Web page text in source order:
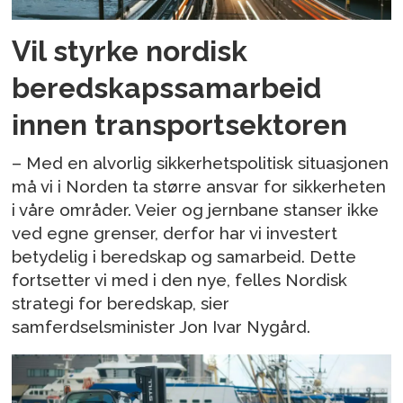
Vil styrke nordisk
beredskapssamarbeid
innen transportsektoren
– Med en alvorlig sikkerhetspolitisk situasjonen
må vi i Norden ta større ansvar for sikkerheten
i våre områder. Veier og jernbane stanser ikke
ved egne grenser, derfor har vi investert
betydelig i beredskap og samarbeid. Dette
fortsetter vi med i den nye, felles Nordisk
strategi for beredskap, sier
samferdselsminister Jon Ivar Nygård.